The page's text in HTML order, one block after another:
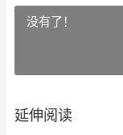
没有了！
延伸阅读